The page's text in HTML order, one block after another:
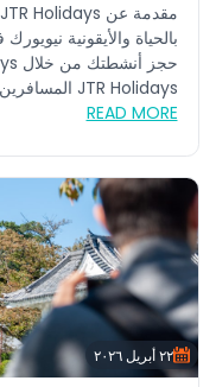
JTR Holidays المسافرين من...
READ MORE
٢٢ أبريل ٢٠٢٦